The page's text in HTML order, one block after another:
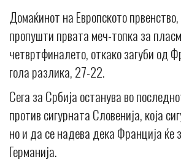
Домаќинот на Европското првенство,
пропушти првата меч-топка за
четвртфиналето, откако загуби од
гола разлика, 27-22.
Сега за Србија останува во
против сигурната Словенија, која
но и да се надева дека Франција ќе
Германија.